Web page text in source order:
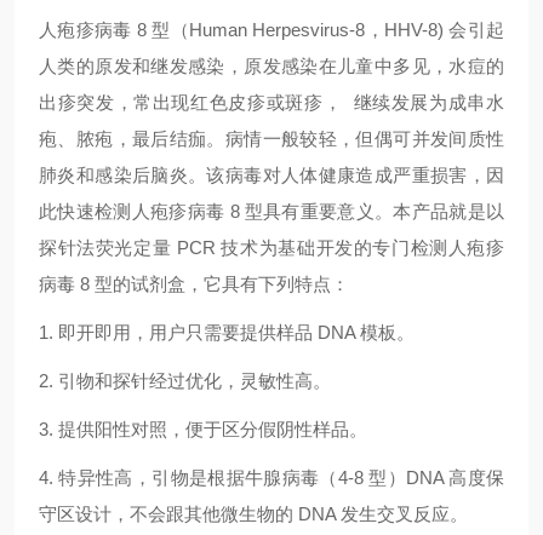
人疱疹病毒 8 型（Human Herpesvirus-8，HHV-8) 会引起
人类的原发和继发感染，原发感染在儿童中多见，水痘的
出疹突发，常出现红色皮疹或斑疹， 继续发展为成串水
疱、脓疱，最后结痂。病情一般较轻，但偶可并发间质性
肺炎和感染后脑炎。该病毒对人体健康造成严重损害，因
此快速检测人疱疹病毒 8 型具有重要意义。本产品就是以
探针法荧光定量 PCR 技术为基础开发的专门检测人疱疹
病毒 8 型的试剂盒，它具有下列特点：
1. 即开即用，用户只需要提供样品 DNA 模板。
2. 引物和探针经过优化，灵敏性高。
3. 提供阳性对照，便于区分假阴性样品。
4. 特异性高，引物是根据牛腺病毒（4-8 型）DNA 高度保
守区设计，不会跟其他微生物的 DNA 发生交叉反应。